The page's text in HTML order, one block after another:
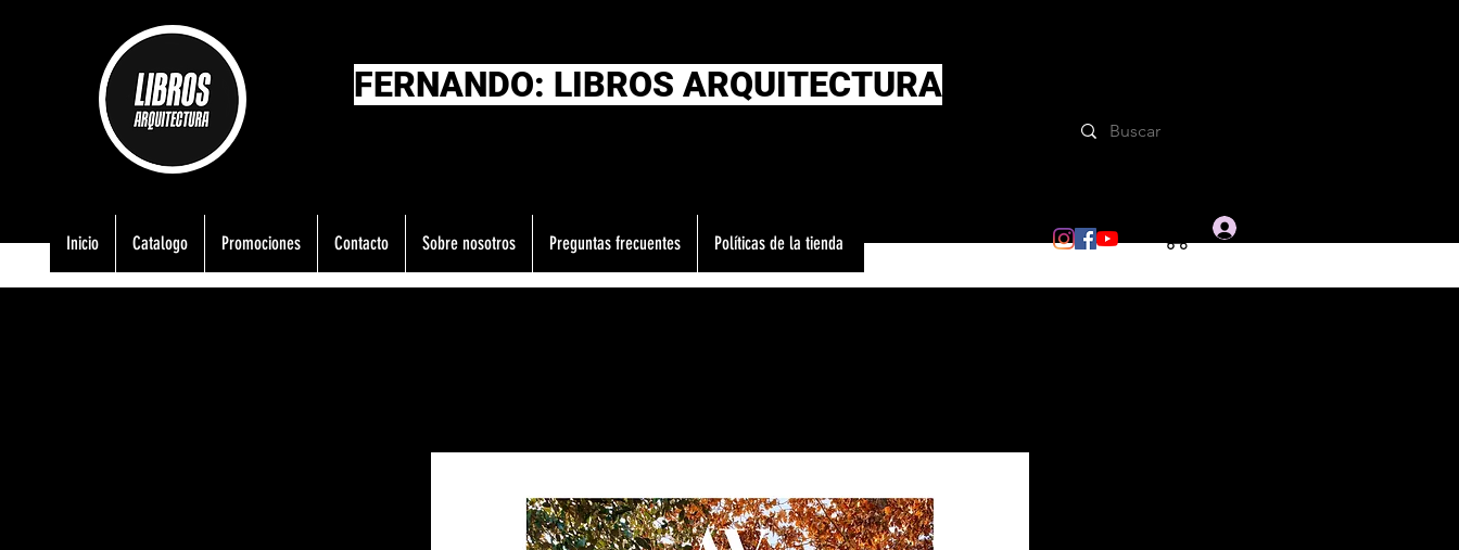
FERNANDO: LIBROS ARQUITECTURA
Inicio Catalogo Promociones Contacto Sobre nosotros Preguntas frecuentes Políticas de la tienda